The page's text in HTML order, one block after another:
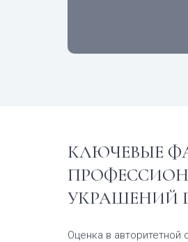
КЛЮЧЕВЫЕ
УКРАШЕНИЙ
Оценка в авторитетной